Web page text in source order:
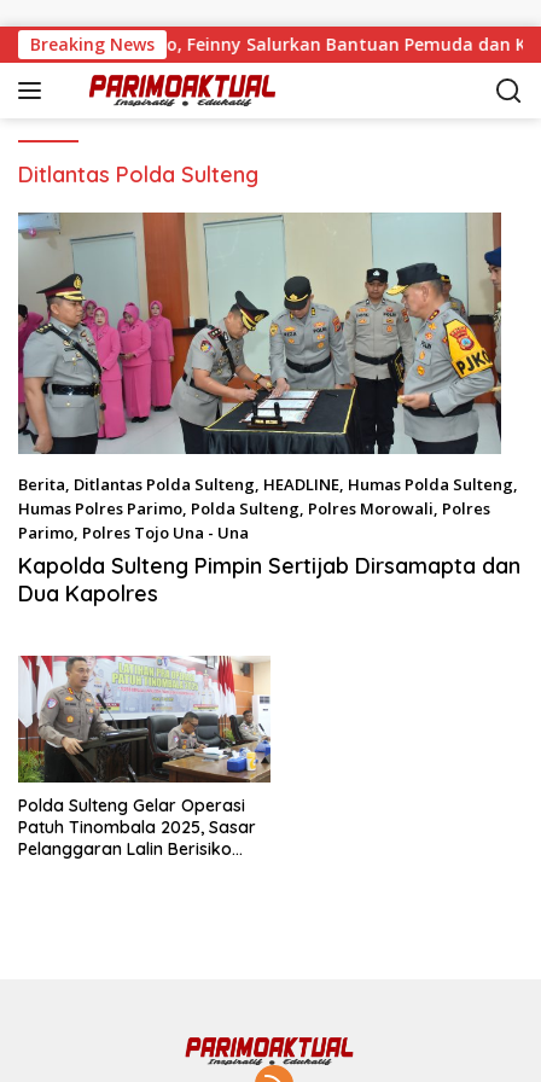
Breaking News
di Ongka Malino, Feinny Salurkan Bantuan Pemuda dan
Ditlantas Polda Sulteng
Berita, Ditlantas Polda Sulteng, HEADLINE, Humas Polda Sulteng,
Humas Polres Parimo, Polda Sulteng, Polres Morowali, Polres
Parimo, Polres Tojo Una - Una
Juli 17, 2025
Kapolda Sulteng Pimpin Sertijab Dirsamapta dan
Dua Kapolres
Polda Sulteng Gelar Operasi
Patuh Tinombala 2025, Sasar
Pelanggaran Lalin Berisiko